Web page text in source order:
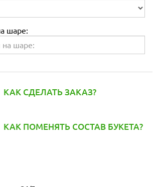
шаре:
КАК СДЕЛАТЬ ЗАКАЗ?
КАК ПОМЕНЯТЬ СОСТАВ БУКЕТА?